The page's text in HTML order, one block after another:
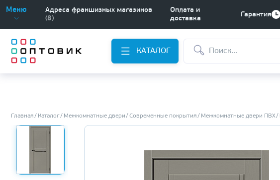
Меню
Адреса франшизных магазинов
(8)
Оплата и
доставка
Гарантия
КАТАЛОГ
Главная Каталог Межкомнатные двери Современные покрытия Межкомнатные двери ПВХ